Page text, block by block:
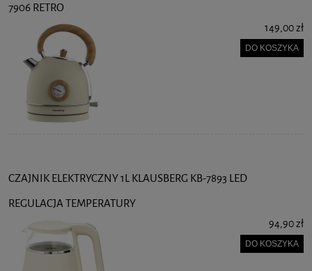
7906 RETRO
149,00 zł
DO KOSZYKA
CZAJNIK ELEKTRYCZNY 1L KLAUSBERG KB-7893 LED
REGULACJA TEMPERATURY
94,90 zł
DO KOSZYKA